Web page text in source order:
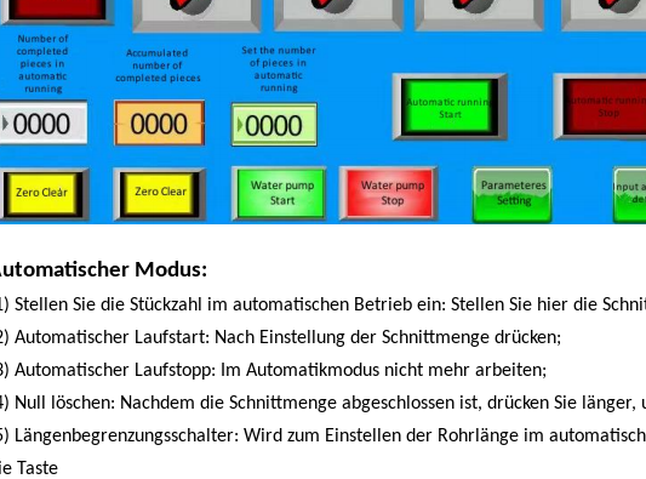
Modus:
Stellen Sie die Stückzahl im automatischen Betrieb ein: Stellen Sie hier die
Automatischer Laufstart: Nach Einstellung der Schnittmenge drücken;
Automatischer Laufstopp: Im Automatikmodus nicht mehr arbeiten;
Null löschen: Nachdem die Schnittmenge abgeschlossen ist, drücken Sie länger,
Längenbegrenzungsschalter: Wird zum Einstellen der Rohrlänge im
Taste